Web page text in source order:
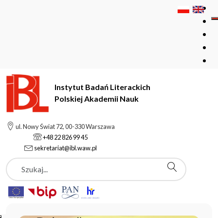
Instytut Badań Literackich
Polskiej Akademii Nauk
ul. Nowy Świat 72, 00-330 Warszawa
+48 22 826 99 45
sekretariat@ibl.waw.pl
Szukaj
Instytut Badań Literackich Polskiej Akademii Nauk
Aktualności